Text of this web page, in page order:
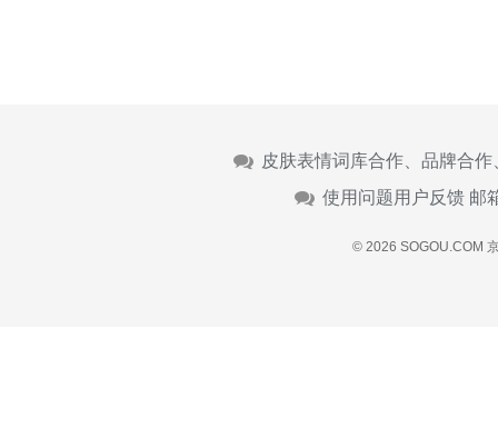
皮肤表情词库合作、品牌合
使用问题用户反馈 邮
© 2026 SOGOU.COM